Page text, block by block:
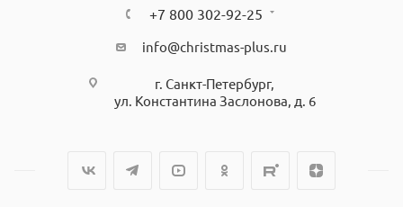
+7 800 302-92-25
info@christmas-plus.ru
г. Санкт-Петербург,
ул. Константина Заслонова, д. 6